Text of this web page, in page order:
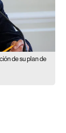
de su plan de